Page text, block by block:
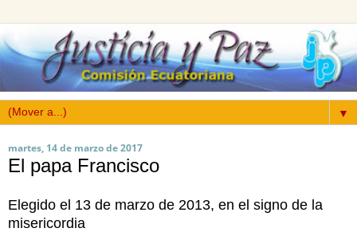
▼
martes, 14 de marzo de 2017
El papa Francisco
Elegido el 13 de marzo de 2013, en el signo de la
misericordia